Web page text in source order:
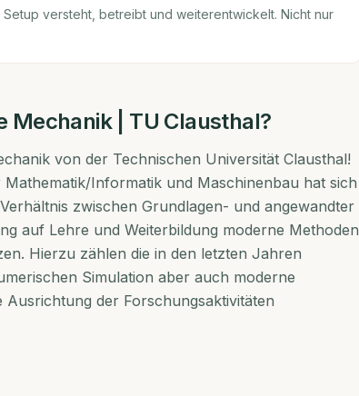
versteht, betreibt und weiterentwickelt. Nicht nur
Mechanik | TU Clausthal?
von der Technischen Universität Clausthal!
Informatik und Maschinenbau hat sich
zwischen Grundlagen- und angewandter
auf Lehre und Weiterbildung moderne Methoden
Hierzu zählen die in den letzten Jahren
Simulation aber auch moderne
Ausrichtung der Forschungsaktivitäten